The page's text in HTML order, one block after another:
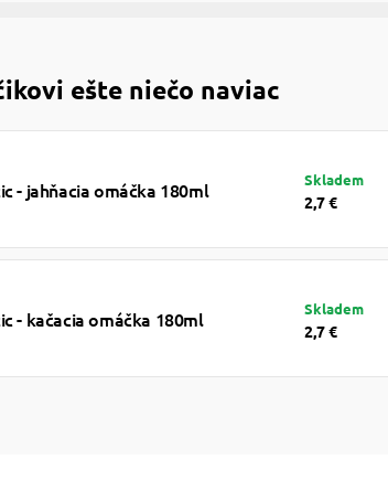
ešte niečo naviac
- jahňacia omáčka 180ml Skladem
2,7 €
- kačacia omáčka 180ml Skladem
2,7 €